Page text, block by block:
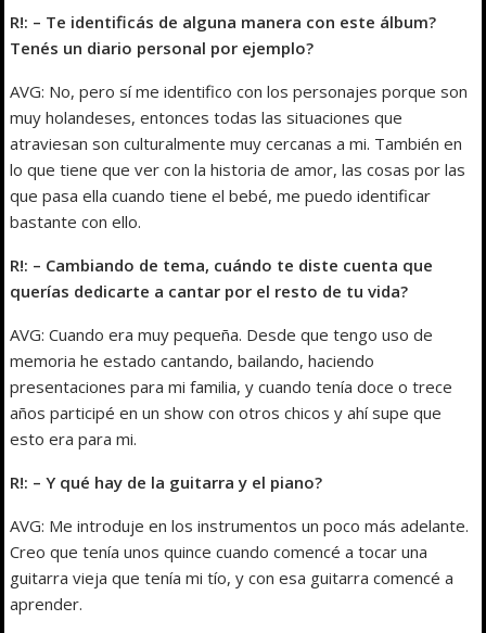
R!: – Te identificás de alguna manera con este álbum?
Tenés un diario personal por ejemplo?
AVG: No, pero sí me identifico con los personajes porque son
muy holandeses, entonces todas las situaciones que
atraviesan son culturalmente muy cercanas a mi. También en
lo que tiene que ver con la historia de amor, las cosas por las
que pasa ella cuando tiene el bebé, me puedo identificar
bastante con ello.
R!: – Cambiando de tema, cuándo te diste cuenta que
querías dedicarte a cantar por el resto de tu vida?
AVG: Cuando era muy pequeña. Desde que tengo uso de
memoria he estado cantando, bailando, haciendo
presentaciones para mi familia, y cuando tenía doce o trece
años participé en un show con otros chicos y ahí supe que
esto era para mi.
R!: – Y qué hay de la guitarra y el piano?
AVG: Me introduje en los instrumentos un poco más adelante.
Creo que tenía unos quince cuando comencé a tocar una
guitarra vieja que tenía mi tío, y con esa guitarra comencé a
aprender.